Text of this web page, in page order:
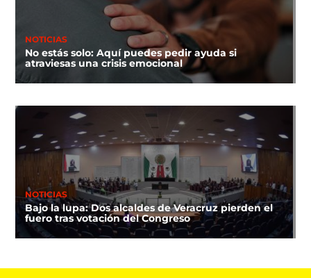
NOTICIAS
No estás solo: Aquí puedes pedir ayuda si
atraviesas una crisis emocional
NOTICIAS
Bajo la lupa: Dos alcaldes de Veracruz pierden el
fuero tras votación del Congreso